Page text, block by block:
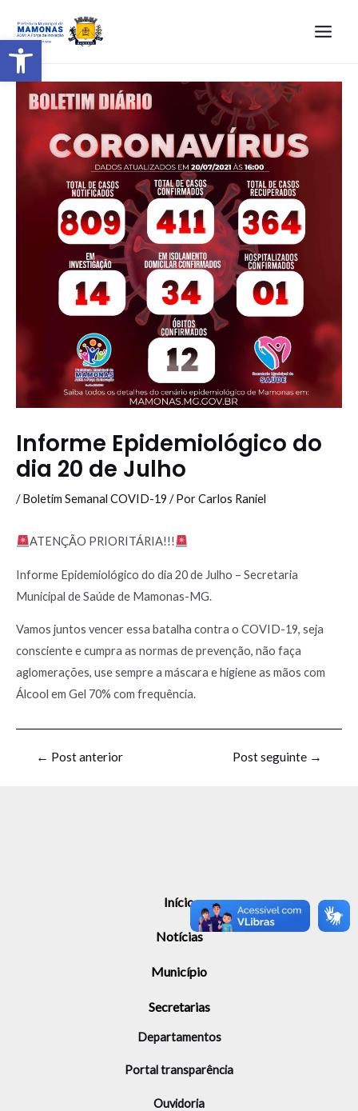
Barra de Ferramentas Aberta
Informe Epidemiológico do
dia 20 de Julho
/Boletim Semanal COVID-19 / PorCarlos Raniel
ATENÇÃO PRIORITÁRIA!!!
Informe Epidemiológico do dia 20 de Julho – Secretaria
Municipal de Saúde de Mamonas-MG.
Vamos juntos vencer essa batalha contra o COVID-19, seja
consciente e cumpra as normas de prevenção, não faça
aglomerações, use sempre a máscara e higiene as mãos com
Álcool em Gel 70% com frequência.
← Post anterior Post seguinte →
Início
Notícias
Município
Secretarias
Departamentos
Portal transparência
Ouvidoria